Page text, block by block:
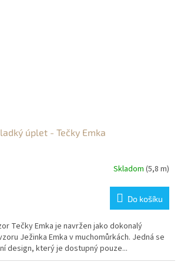
úplet - Tečky Emka
Skladom (5,8 m)
Do košíku
Tečky Emka je navržen jako dokonalý
Ježinka Emka v muchomůrkách. Jedná se
design, který je dostupný pouze...